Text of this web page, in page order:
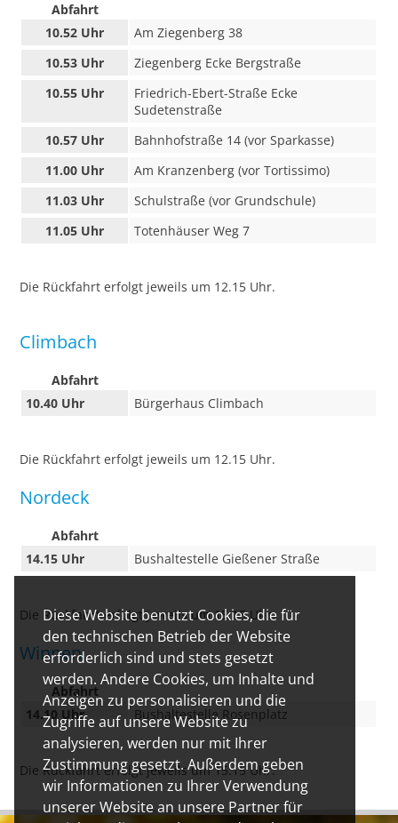
Diese Website benutzt Cookies, die für
den technischen Betrieb der Website
erforderlich sind und stets gesetzt
werden. Andere Cookies, um Inhalte und
Anzeigen zu personalisieren und die
Zugriffe auf unsere Website zu
analysieren, werden nur mit Ihrer
Zustimmung gesetzt. Außerdem geben
wir Informationen zu Ihrer Verwendung
unserer Website an unsere Partner für
Abfahrt
10.52 Uhr
Am Ziegenberg 38
10.53 Uhr
Ziegenberg Ecke Bergstraße
10.55 Uhr
Friedrich-Ebert-Straße Ecke
Sudetenstraße
10.57 Uhr
Bahnhofstraße 14 (vor Sparkasse)
11.00 Uhr
Am Kranzenberg (vor Tortissimo)
11.03 Uhr
Schulstraße (vor Grundschule)
11.05 Uhr
Totenhäuser Weg 7
Die Rückfahrt erfolgt jeweils um 12.15 Uhr.
Climbach
Abfahrt
10.40 Uhr
Bürgerhaus Climbach
Die Rückfahrt erfolgt jeweils um 12.15 Uhr.
Nordeck
Abfahrt
14.15 Uhr
Bushaltestelle Gießener Straße
Die Rückfahrt erfolgt jeweils um 15.15 Uhr.
Winnen
Abfahrt
14.10 Uhr
Bushaltestelle Rosenplatz
Die Rückfahrt erfolgt jeweils um 15.15 Uhr.